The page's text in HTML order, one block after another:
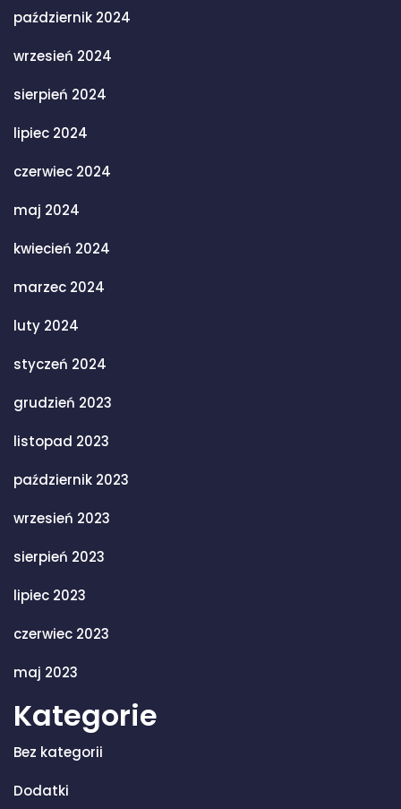
październik 2024
wrzesień 2024
sierpień 2024
lipiec 2024
czerwiec 2024
maj 2024
kwiecień 2024
marzec 2024
luty 2024
styczeń 2024
grudzień 2023
listopad 2023
październik 2023
wrzesień 2023
sierpień 2023
lipiec 2023
czerwiec 2023
maj 2023
Kategorie
Bez kategorii
Dodatki